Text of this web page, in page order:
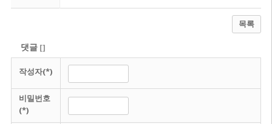
목록
댓글[]
작성자(*)
비밀번호
(*)